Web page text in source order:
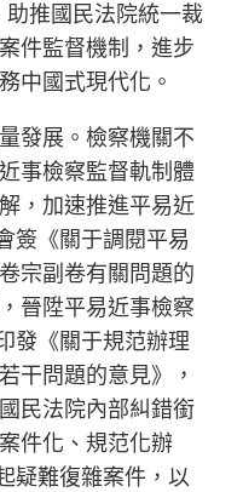
助推國民法院統一裁
件監督機制，進步
中國式現代化。
發展。檢察機關不
事檢察監督軌制體
，加速推進平易近
簽《關于調閱平易
宗副卷有關問題的
晉陞平易近事檢察
發《關于規范辦理
干問題的意見》，
民法院內部糾錯銜
件化、規范化辦
疑難復雜案件，以